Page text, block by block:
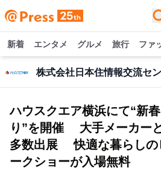
新着 エンタメ グルメ 旅行 ファ
株式会社日本住情報交流セ
ハウスクエア横浜にて“新
り”を開催 大手メーカー
多数出展 快適な暮らしの
ークショーが入場無料